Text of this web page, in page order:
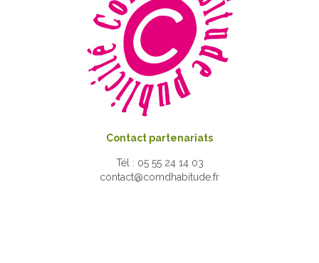
Contact partenariats
Tél : 05 55 24 14 03
contact@comdhabitude.fr